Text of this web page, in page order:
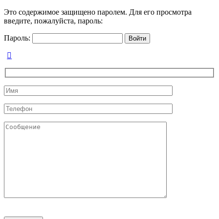
Это содержимое защищено паролем. Для его просмотра
введите, пожалуйста, пароль:
Пароль: